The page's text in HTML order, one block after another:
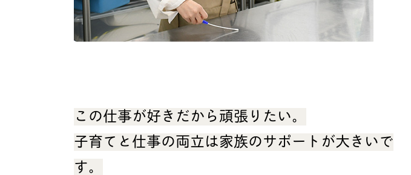
この仕事が好きだから頑張りたい。
子育てと仕事の両立は家族のサポートが大きいで
す。